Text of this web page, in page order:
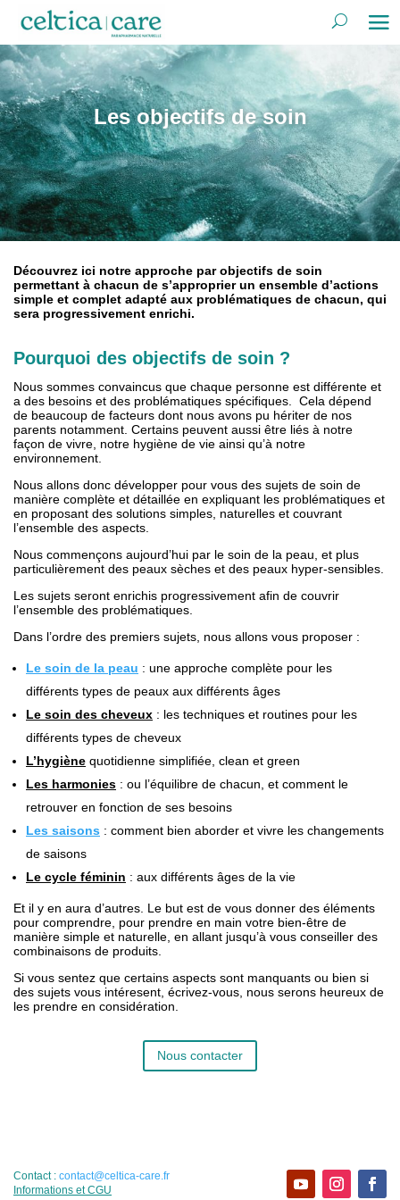
Les objectifs de soin
Découvrez ici notre approche par objectifs de soin
permettant à chacun de s’approprier un ensemble d’actions
simple et complet adapté aux problématiques de chacun, qui
sera progressivement enrichi.
Pourquoi des objectifs de soin ?
Nous sommes convaincus que chaque personne est différente et
a des besoins et des problématiques spécifiques. Cela dépend
de beaucoup de facteurs dont nous avons pu hériter de nos
parents notamment. Certains peuvent aussi être liés à notre
façon de vivre, notre hygiène de vie ainsi qu’à notre
environnement.
Nous allons donc développer pour vous des sujets de soin de
manière complète et détaillée en expliquant les problématiques et
en proposant des solutions simples, naturelles et couvrant
l’ensemble des aspects.
Nous commençons aujourd’hui par le soin de la peau, et plus
particulièrement des peaux sèches et des peaux hyper-sensibles.
Les sujets seront enrichis progressivement afin de couvrir
l’ensemble des problématiques.
Dans l’ordre des premiers sujets, nous allons vous proposer :
Le soin de la peau : une approche complète pour les
différents types de peaux aux différents âges
Le soin des cheveux : les techniques et routines pour les
différents types de cheveux
L’hygiène quotidienne simplifiée, clean et green
Les harmonies : ou l’équilibre de chacun, et comment le
retrouver en fonction de ses besoins
Les saisons : comment bien aborder et vivre les changements
de saisons
Le cycle féminin : aux différents âges de la vie
Et il y en aura d’autres. Le but est de vous donner des éléments
pour comprendre, pour prendre en main votre bien-être de
manière simple et naturelle, en allant jusqu’à vous conseiller des
combinaisons de produits.
Si vous sentez que certains aspects sont manquants ou bien si
des sujets vous intéresent, écrivez-vous, nous serons heureux de
les prendre en considération.
Nous contacter
Contact : contact@celtica-care.fr
Informations et CGU